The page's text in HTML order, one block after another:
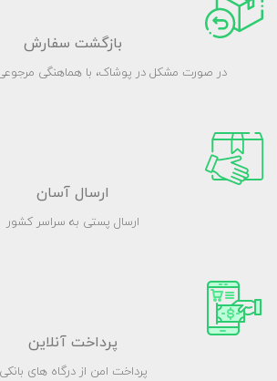
بازگشت سفارش
در صورت مشکل در پوشاک، با هماهنگی
ارسال آسان
ارسال پستی به سراسر کشور
پرداخت آنلاین
پرداخت امن از درگاه های بانکی